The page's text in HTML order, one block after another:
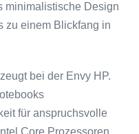
minimalistische Design
zu einem Blickfang in
bei der Envy HP.
für anspruchsvolle
Core Prozessoren,